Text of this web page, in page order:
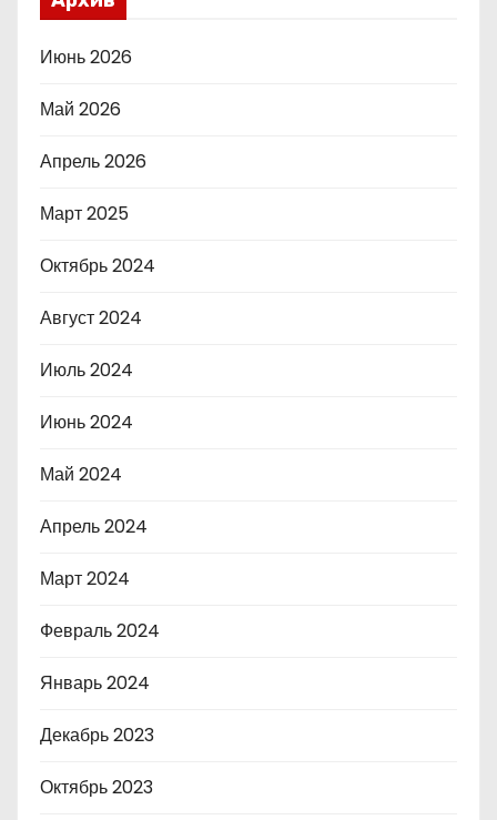
Июнь 2026
Май 2026
Апрель 2026
Март 2025
Октябрь 2024
Август 2024
Июль 2024
Июнь 2024
Май 2024
Апрель 2024
Март 2024
Февраль 2024
Январь 2024
Декабрь 2023
Октябрь 2023